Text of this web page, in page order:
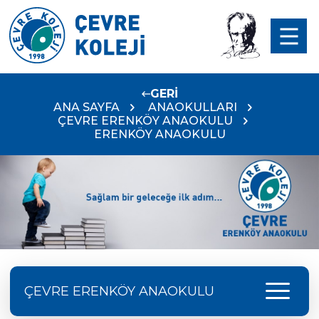
GERİ
ANA SAYFA
ANAOKULLARI
ÇEVRE ERENKÖY ANAOKULU
ERENKÖY ANAOKULU
ÇEVRE ERENKÖY ANAOKULU menu